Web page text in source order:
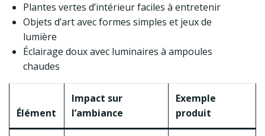
Plantes vertes d’intérieur faciles à entretenir
Objets d’art avec formes simples et jeux de
lumière
Éclairage doux avec luminaires à ampoules
chaudes
Élément
Impact sur
l’ambiance
Exemple
produit